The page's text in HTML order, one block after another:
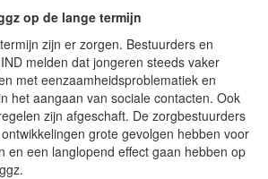
op de lange termijn
zijn er zorgen. Bestuurders en
melden dat jongeren steeds vaker
met eenzaamheidsproblematiek en
het aangaan van sociale contacten. Ook
zijn afgeschaft. De zorgbestuurders
grote gevolgen hebben voor
en een langlopend effect gaan hebben op